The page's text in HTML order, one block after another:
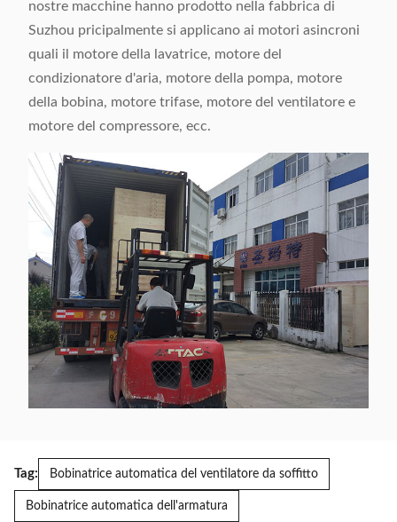
nostre macchine hanno prodotto nella fabbrica di
Suzhou pricipalmente si applicano ai motori asincroni
quali il motore della lavatrice, motore del
condizionatore d'aria, motore della pompa, motore
della bobina, motore trifase, motore del ventilatore e
motore del compressore, ecc.
Tag: Bobinatrice automatica del ventilatore da soffitto
Bobinatrice automatica dell'armatura